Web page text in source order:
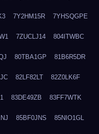
7Y2HM15R 7YHSQGPE
7ZUCLJ14 804ITWBC
80TBA1GP 81B6R5DR
82LF82LT 82Z0LK6F
83DE49ZB 83FF7WTK
85BF0JNS 85NIO1GL